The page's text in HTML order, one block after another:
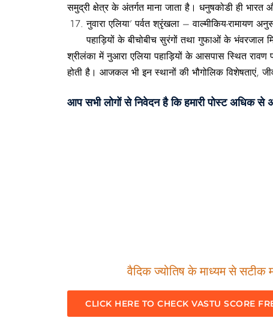
समुद्री क्षेत्र के अंतर्गत माना जाता है। धनुषकोडी ही
नुवारा एलिया’ पर्वत श्रृंखला – वाल्मीकिय-रामायण
पहाड़ियों के बीचोबीच सुरंगों तथा गुफाओं के भंवरजाल
श्रीलंका में नुआरा एलिया पहाड़ियों के आसपास स्थित
होती है। आजकल भी इन स्थानों की भौगोलिक विशेषताएं,
आप सभी लोगों से निवेदन है कि हमारी पोस्ट अधिक
वैदिक ज्योतिष के माध्यम से सटीक
CLICK HERE TO CHECK VASTU SCORE